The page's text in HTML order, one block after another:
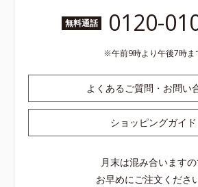
無料通話 0120-
午前9時より午後7時ま
よくあるご質問・お問い
ショッピングガイド
月末は混み合います
お早めにご注文ください